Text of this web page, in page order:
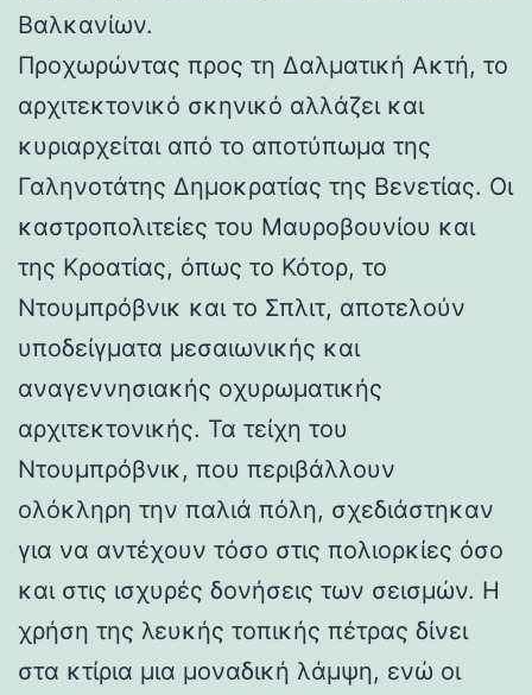
Βαλκανίων.
Προχωρώντας προς τη Δαλματική Ακτή, το
αρχιτεκτονικό σκηνικό αλλάζει και
κυριαρχείται από το αποτύπωμα της
Γαληνοτάτης Δημοκρατίας της Βενετίας. Οι
καστροπολιτείες του Μαυροβουνίου και
της Κροατίας, όπως το Κότορ, το
Ντουμπρόβνικ και το Σπλιτ, αποτελούν
υποδείγματα μεσαιωνικής και
αναγεννησιακής οχυρωματικής
αρχιτεκτονικής. Τα τείχη του
Ντουμπρόβνικ, που περιβάλλουν
ολόκληρη την παλιά πόλη, σχεδιάστηκαν
για να αντέχουν τόσο στις πολιορκίες όσο
και στις ισχυρές δονήσεις των σεισμών. Η
χρήση της λευκής τοπικής πέτρας δίνει
στα κτίρια μια μοναδική λάμψη, ενώ οι